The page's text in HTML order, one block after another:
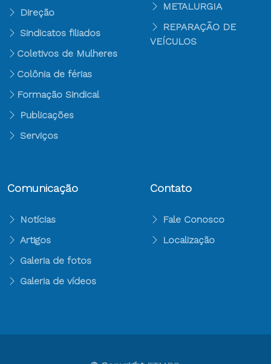
Direção
Sindicatos filiados
Coletivos de Mulheres
Colônia de férias
Formação Sindical
Publicações
Serviços
METALURGIA
REPARAÇÃO DE
VEÍCULOS
Comunicação
Notícias
Artigos
Galeria de fotos
Galeria de vídeos
Contato
Fale Conosco
Localização